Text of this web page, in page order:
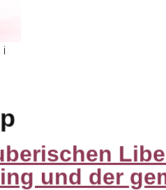
und der